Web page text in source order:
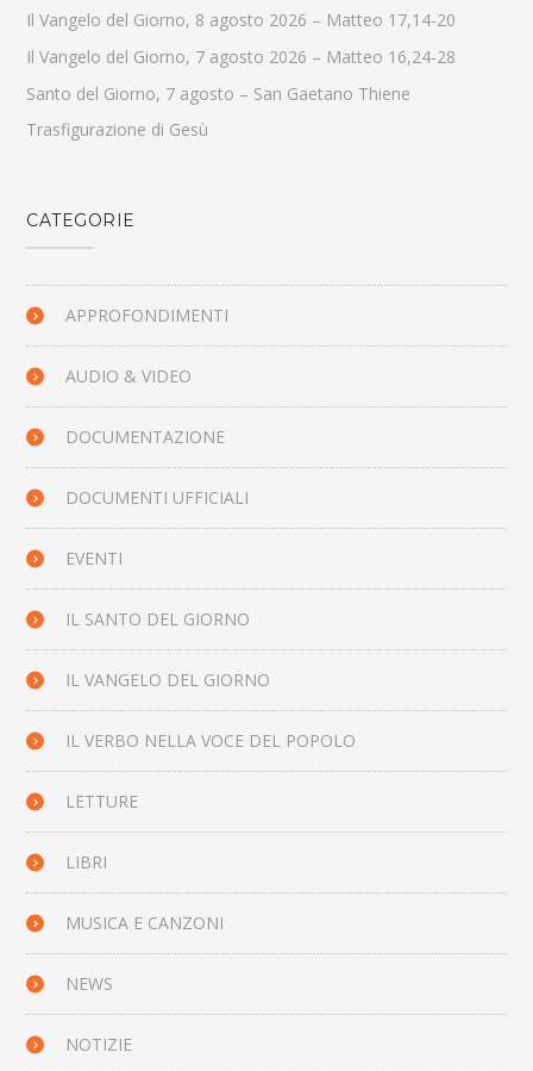
Il Vangelo del Giorno, 8 agosto 2026 – Matteo 17,14-20
Il Vangelo del Giorno, 7 agosto 2026 – Matteo 16,24-28
Santo del Giorno, 7 agosto – San Gaetano Thiene
Trasfigurazione di Gesù
CATEGORIE
APPROFONDIMENTI
AUDIO & VIDEO
DOCUMENTAZIONE
DOCUMENTI UFFICIALI
EVENTI
IL SANTO DEL GIORNO
IL VANGELO DEL GIORNO
IL VERBO NELLA VOCE DEL POPOLO
LETTURE
LIBRI
MUSICA E CANZONI
NEWS
NOTIZIE